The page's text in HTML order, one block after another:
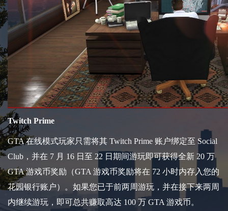
Twitch Prime
GTA 在线模式玩家只需将其 Twitch Prime 账户绑定至 Social
Club，并在 7 月 16 日至 22 日期间游玩即可获得全新 20 万
GTA 游戏币奖励（GTA 游戏币奖励将在 72 小时内存入您的
花园银行账户）。如果您已于前两周游玩，并在接下来两周
内继续游玩，即可总共赚取高达 100 万 GTA 游戏币。